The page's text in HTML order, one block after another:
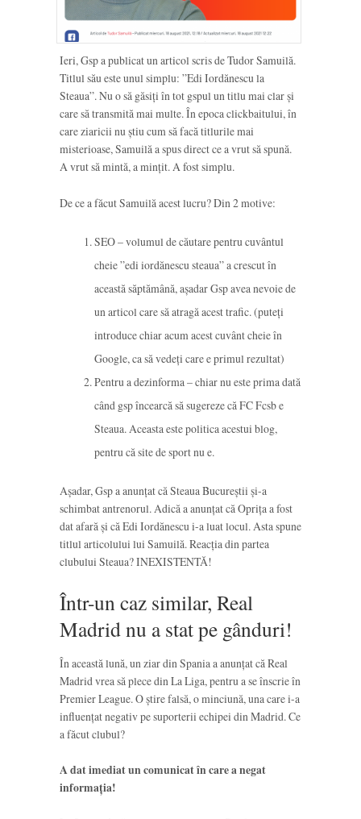
Ieri, Gsp a publicat un articol scris de Tudor Samuilă.
Titlul său este unul simplu: ”Edi Iordănescu la
Steaua”. Nu o să găsiți în tot gspul un titlu mai clar și
care să transmită mai multe. În epoca clickbaitului, în
care ziaricii nu știu cum să facă titlurile mai
misterioase, Samuilă a spus direct ce a vrut să spună.
A vrut să mintă, a mințit. A fost simplu.
De ce a făcut Samuilă acest lucru? Din 2 motive:
SEO – volumul de căutare pentru cuvântul
cheie ”edi iordănescu steaua” a crescut în
această săptămână, așadar Gsp avea nevoie de
un articol care să atragă acest trafic. (puteți
introduce chiar acum acest cuvânt cheie în
Google, ca să vedeți care e primul rezultat)
Pentru a dezinforma – chiar nu este prima dată
când gsp încearcă să sugereze că FC Fcsb e
Steaua. Aceasta este politica acestui blog,
pentru că site de sport nu e.
Așadar, Gsp a anunțat că Steaua Bucureștii și-a
schimbat antrenorul. Adică a anunțat că Oprița a fost
dat afară și că Edi Iordănescu i-a luat locul. Asta spune
titlul articolului lui Samuilă. Reacția din partea
clubului Steaua? INEXISTENTĂ!
Într-un caz similar, Real
Madrid nu a stat pe gânduri!
În această lună, un ziar din Spania a anunțat că Real
Madrid vrea să plece din La Liga, pentru a se înscrie în
Premier League. O știre falsă, o minciună, una care i-a
influențat negativ pe suporterii echipei din Madrid. Ce
a făcut clubul?
A dat imediat un comunicat în care a negat
informația!